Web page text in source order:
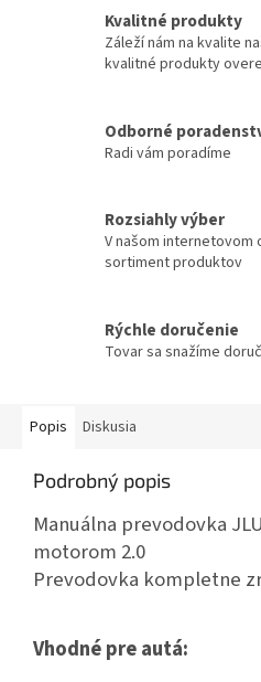
Kvalitné produkty
Záleží nám na kvalite
kvalitné produkty
Odborné
Radi vám poradíme
Rozsiahly výber
V našom
sortiment produktov
Rýchle doručenie
Tovar sa snažíme
Popis Diskusia
Podrobný popis
Manuálna prevodovka
motorom 2.0
Prevodovka kompletne
Vhodné pre autá: